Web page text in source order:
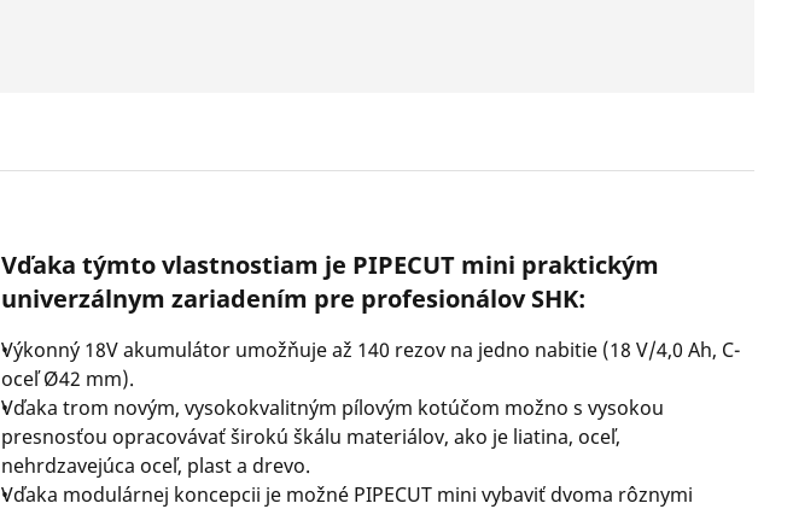
Vďaka týmto vlastnostiam je PIPECUT mini praktickým
univerzálnym zariadením pre profesionálov SHK:
Výkonný 18V akumulátor umožňuje až 140 rezov na jedno nabitie (18 V/4,0 Ah, C-
oceľ Ø42 mm).
Vďaka trom novým, vysokokvalitným pílovým kotúčom možno s vysokou
presnosťou opracovávať širokú škálu materiálov, ako je liatina, oceľ,
nehrdzavejúca oceľ, plast a drevo.
Vďaka modulárnej koncepcii je možné PIPECUT mini vybaviť dvoma rôznymi